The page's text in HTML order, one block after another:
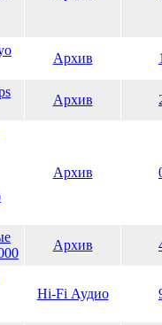
Архив
Архив
Архив
Архив
Hi-Fi Аудио